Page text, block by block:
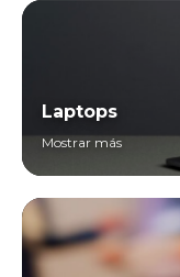
Laptops
Mostrar más